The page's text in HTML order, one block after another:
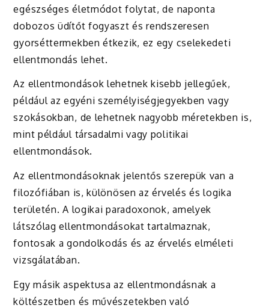
egészséges életmódot folytat, de naponta
dobozos üdítőt fogyaszt és rendszeresen
gyorséttermekben étkezik, ez egy cselekedeti
ellentmondás lehet.
Az ellentmondások lehetnek kisebb jellegűek,
például az egyéni személyiségjegyekben vagy
szokásokban, de lehetnek nagyobb méretekben is,
mint például társadalmi vagy politikai
ellentmondások.
Az ellentmondásoknak jelentős szerepük van a
filozófiában is, különösen az érvelés és logika
területén. A logikai paradoxonok, amelyek
látszólag ellentmondásokat tartalmaznak,
fontosak a gondolkodás és az érvelés elméleti
vizsgálatában.
Egy másik aspektusa az ellentmondásnak a
költészetben és művészetekben való